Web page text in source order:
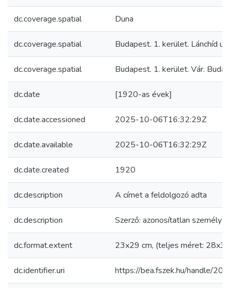
dc.coverage.spatial Duna
dc.coverage.spatial Budapest. 1. kerület. Lánchíd
dc.coverage.spatial Budapest. 1. kerület. Vár.
dc.date [1920-as évek]
dc.date.accessioned 2025-10-06T16:32:29Z
dc.date.available 2025-10-06T16:32:29Z
dc.date.created 1920
dc.description A címet a feldolgozó adta
dc.description Szerző: azonosítatlan személy
dc.format.extent 23x29 cm, (teljes méret:
dc.identifier.uri https://bea.fszek.hu/handle/